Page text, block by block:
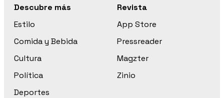
Descubre más
Estilo
Comida y Bebida
Cultura
Política
Deportes
Revista
App Store
Pressreader
Magzter
Zinio